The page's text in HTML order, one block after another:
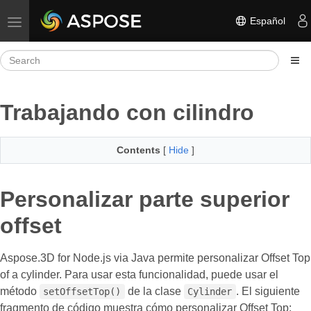
Toggle navigation Español
Trabajando con cilindro
Contents [ Hide ]
Personalizar parte superior
offset
Aspose.3D for Node.js via Java permite personalizar Offset Top
of a cylinder. Para usar esta funcionalidad, puede usar el
método
setOffsetTop() de la clase Cylinder . El siguiente
fragmento de código muestra cómo personalizar Offset Top: